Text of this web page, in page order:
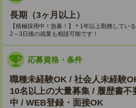
長期（3ヶ月以上）
【積極採用中！急募！】＊1年以上勤務してい
2～3日後の就業も相談可能です！
応募資格・条件
職種未経験OK / 社会人未経験
10名以上の大量募集 / 履歴書不
中 / WEB登録・面接OK